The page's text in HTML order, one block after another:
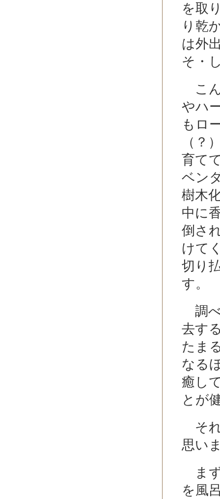
を取
り乾
は外
そ・
こ
やハ
もロ
（？
育て
ベン
樹木
中に
倒さ
けて
切り
す。
調
去す
たま
なる
癒し
とが
そ
思い
ま
を風